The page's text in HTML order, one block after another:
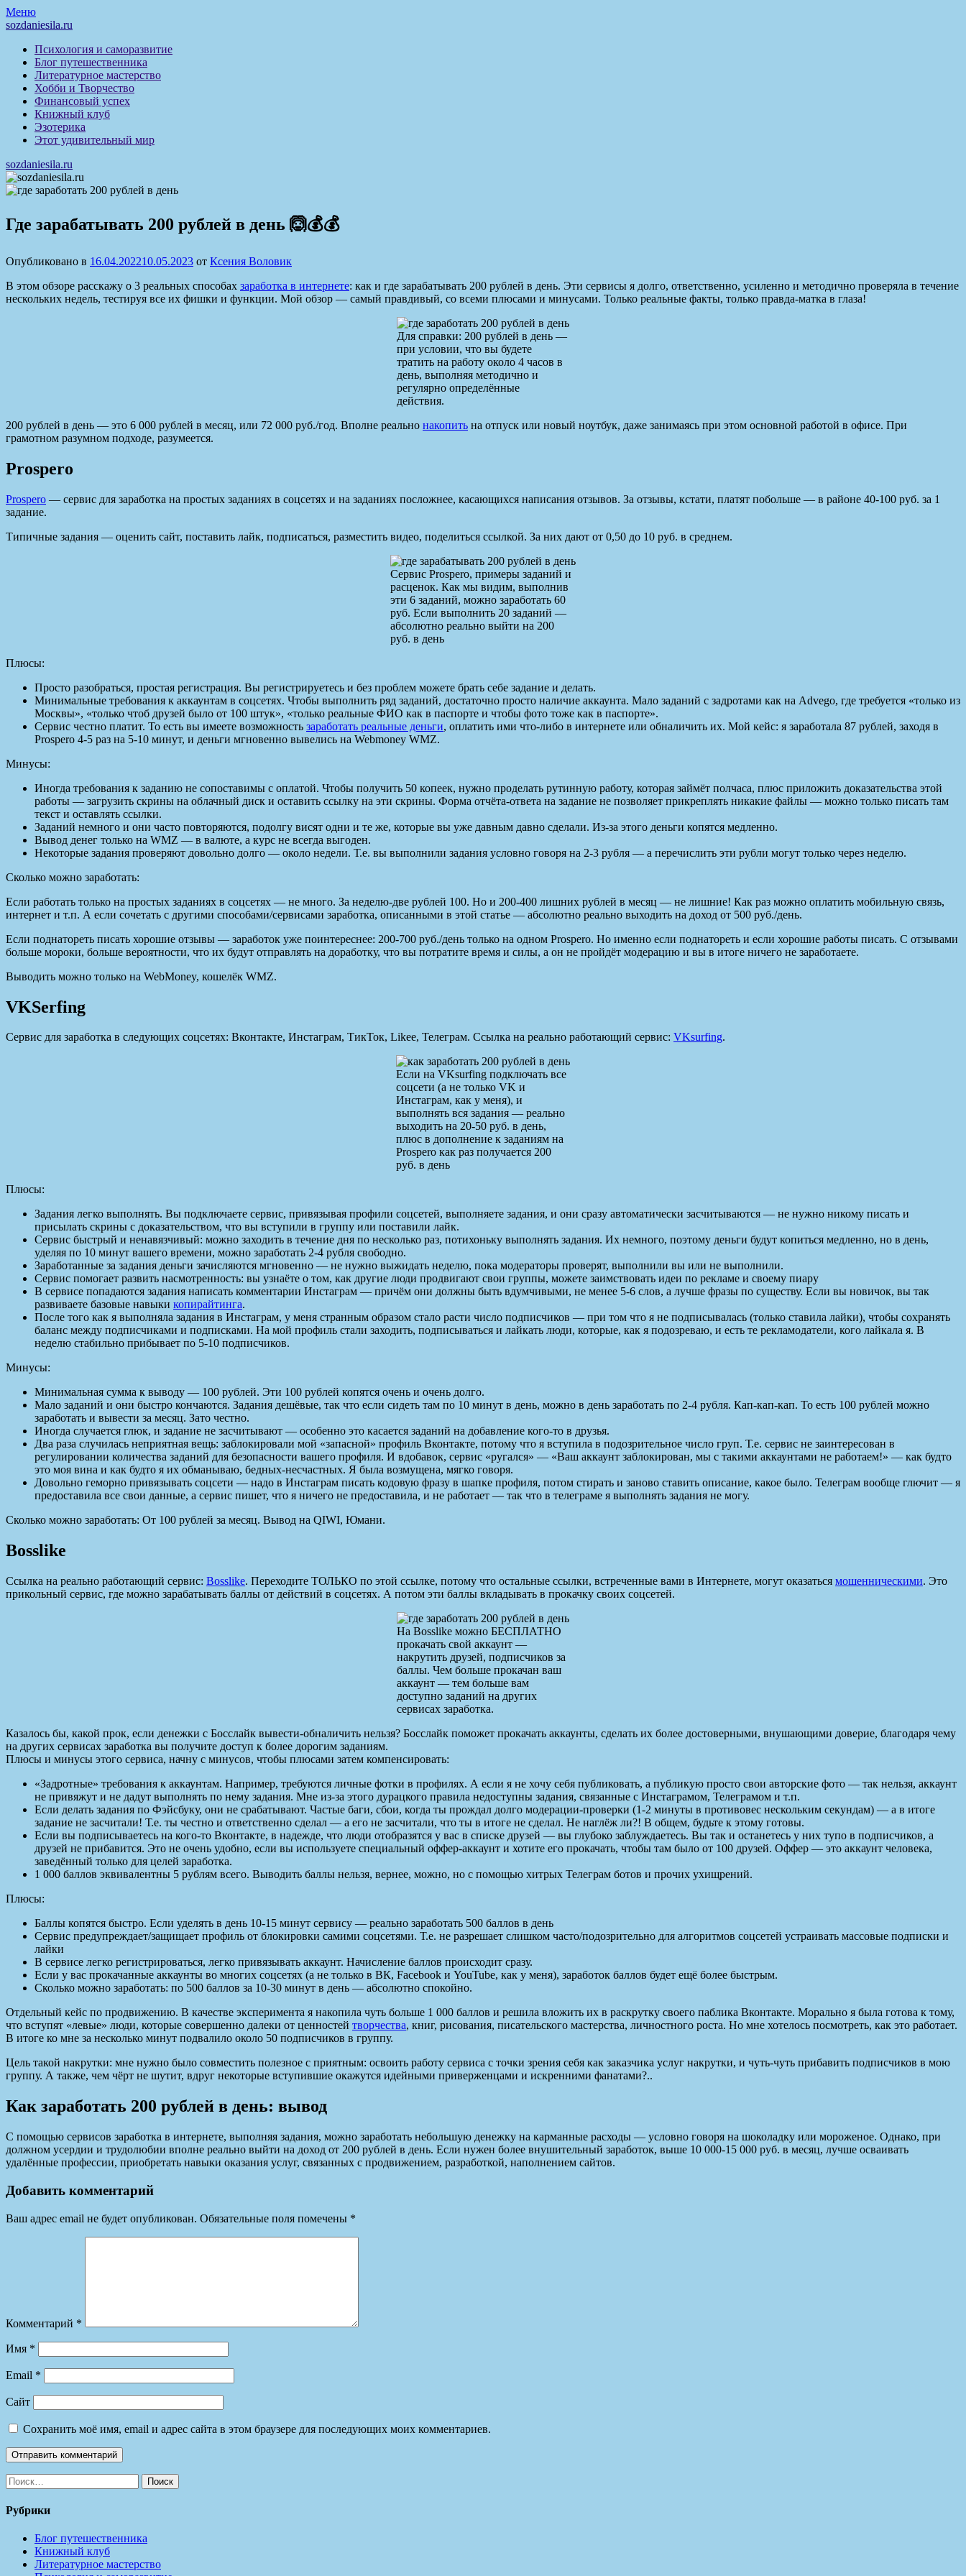
Перейти
к
Меню
sozdaniesila.ru
Психология и саморазвитие
Блог путешественника
Литературное мастерство
Хобби и Творчество
Финансовый успех
Книжный клуб
Эзотерика
Этот удивительный мир
sozdaniesila.ru
Где зарабатывать 200 рублей в день 🙆💰💰
Опубликовано в 16.04.202210.05.2023 от Ксения Воловик
В этом обзоре расскажу о 3 реальных способах заработка в интернете: как и где зарабатывать 200 рублей в день. Эти сервисы я долго, ответственно, усиленно и методично проверяла в течение
нескольких недель, тестируя все их фишки и функции. Мой обзор — самый правдивый, со всеми плюсами и минусами. Только реальные факты, только правда-матка в глаза!
Для справки: 200 рублей в день —
при условии, что вы будете
тратить на работу около 4 часов в
день, выполняя методично и
регулярно определённые
действия.
200 рублей в день — это 6 000 рублей в месяц, или 72 000 руб./год. Вполне реально накопить на отпуск или новый ноутбук, даже занимаясь при этом основной работой в офисе. При
грамотном разумном подходе, разумеется.
Prospero
Prospero — сервис для заработка на простых заданиях в соцсетях и на заданиях посложнее, касающихся написания отзывов. За отзывы, кстати, платят побольше — в районе 40-100 руб. за 1
задание.
Типичные задания — оценить сайт, поставить лайк, подписаться, разместить видео, поделиться ссылкой. За них дают от 0,50 до 10 руб. в среднем.
Сервис Prospero, примеры заданий и
расценок. Как мы видим, выполнив
эти 6 заданий, можно заработать 60
руб. Если выполнить 20 заданий —
абсолютно реально выйти на 200
руб. в день
Плюсы:
Просто разобраться, простая регистрация. Вы регистрируетесь и без проблем можете брать себе задание и делать.
Минимальные требования к аккаунтам в соцсетях. Чтобы выполнить ряд заданий, достаточно просто наличие аккаунта. Мало заданий с задротами как на Advego, где требуется «только из
Москвы», «только чтоб друзей было от 100 штук», «только реальные ФИО как в паспорте и чтобы фото тоже как в паспорте».
Сервис честно платит. То есть вы имеете возможность заработать реальные деньги, оплатить ими что-либо в интернете или обналичить их. Мой кейс: я заработала 87 рублей, заходя в
Prospero 4-5 раз на 5-10 минут, и деньги мгновенно вывелись на Webmoney WMZ.
Минусы:
Иногда требования к заданию не сопоставимы с оплатой. Чтобы получить 50 копеек, нужно проделать рутинную работу, которая займёт полчаса, плюс приложить доказательства этой
работы — загрузить скрины на облачный диск и оставить ссылку на эти скрины. Форма отчёта-ответа на задание не позволяет прикреплять никакие файлы — можно только писать там
текст и оставлять ссылки.
Заданий немного и они часто повторяются, подолгу висят одни и те же, которые вы уже давным давно сделали. Из-за этого деньги копятся медленно.
Вывод денег только на WMZ — в валюте, а курс не всегда выгоден.
Некоторые задания проверяют довольно долго — около недели. Т.е. вы выполнили задания условно говоря на 2-3 рубля — а перечислить эти рубли могут только через неделю.
Сколько можно заработать:
Если работать только на простых заданиях в соцсетях — не много. За неделю-две рублей 100. Но и 200-400 лишних рублей в месяц — не лишние! Как раз можно оплатить мобильную связь,
интернет и т.п. А если сочетать с другими способами/сервисами заработка, описанными в этой статье — абсолютно реально выходить на доход от 500 руб./день.
Если поднатореть писать хорошие отзывы — заработок уже поинтереснее: 200-700 руб./день только на одном Prospero. Но именно если поднатореть и если хорошие работы писать. С отзывами
больше мороки, больше вероятности, что их будут отправлять на доработку, что вы потратите время и силы, а он не пройдёт модерацию и вы в итоге ничего не заработаете.
Выводить можно только на WebMoney, кошелёк WMZ.
VKSerfing
Сервис для заработка в следующих соцсетях: Вконтакте, Инстаграм, ТикТок, Likee, Телеграм. Ссылка на реально работающий сервис: VKsurfing.
Если на VKsurfing подключать все
соцсети (а не только VK и
Инстаграм, как у меня), и
выполнять вся задания — реально
выходить на 20-50 руб. в день,
плюс в дополнение к заданиям на
Prospero как раз получается 200
руб. в день
Плюсы:
Задания легко выполнять. Вы подключаете сервис, привязывая профили соцсетей, выполняете задания, и они сразу автоматически засчитываются — не нужно никому писать и
присылать скрины с доказательством, что вы вступили в группу или поставили лайк.
Сервис быстрый и ненавязчивый: можно заходить в течение дня по несколько раз, потихоньку выполнять задания. Их немного, поэтому деньги будут копиться медленно, но в день,
уделяя по 10 минут вашего времени, можно заработать 2-4 рубля свободно.
Заработанные за задания деньги зачисляются мгновенно — не нужно выжидать неделю, пока модераторы проверят, выполнили вы или не выполнили.
Сервис помогает развить насмотренность: вы узнаёте о том, как другие люди продвигают свои группы, можете заимствовать идеи по рекламе и своему пиару
В сервисе попадаются задания написать комментарии Инстаграм — причём они должны быть вдумчивыми, не менее 5-6 слов, а лучше фразы по существу. Если вы новичок, вы так
развиваете базовые навыки копирайтинга.
После того как я выполняла задания в Инстаграм, у меня странным образом стало расти число подписчиков — при том что я не подписывалась (только ставила лайки), чтобы сохранять
баланс между подписчиками и подписками. На мой профиль стали заходить, подписываться и лайкать люди, которые, как я подозреваю, и есть те рекламодатели, кого лайкала я. В
неделю стабильно прибывает по 5-10 подписчиков.
Минусы:
Минимальная сумма к выводу — 100 рублей. Эти 100 рублей копятся очень и очень долго.
Мало заданий и они быстро кончаются. Задания дешёвые, так что если сидеть там по 10 минут в день, можно в день заработать по 2-4 рубля. Кап-кап-кап. То есть 100 рублей можно
заработать и вывести за месяц. Зато честно.
Иногда случается глюк, и задание не засчитывают — особенно это касается заданий на добавление кого-то в друзья.
Два раза случилась неприятная вещь: заблокировали мой «запасной» профиль Вконтакте, потому что я вступила в подозрительное число груп. Т.е. сервис не заинтересован в
регулировании количества заданий для безопасности вашего профиля. И вдобавок, сервис «ругался» — «Ваш аккаунт заблокирован, мы с такими аккаунтами не работаем!» — как будто
это моя вина и как будто я их обманываю, бедных-несчастных. Я была возмущена, мягко говоря.
Довольно геморно привязывать соцсети — надо в Инстаграм писать кодовую фразу в шапке профиля, потом стирать и заново ставить описание, какое было. Телеграм вообще глючит — я
предоставила все свои данные, а сервис пишет, что я ничего не предоставила, и не работает — так что в телеграме я выполнять задания не могу.
Сколько можно заработать: От 100 рублей за месяц. Вывод на QIWI, Юмани.
Bosslike
Ссылка на реально работающий сервис: Bosslike. Переходите ТОЛЬКО по этой ссылке, потому что остальные ссылки, встреченные вами в Интернете, могут оказаться мошенническими. Это
прикольный сервис, где можно зарабатывать баллы от действий в соцсетях. А потом эти баллы вкладывать в прокачку своих соцсетей.
На Bosslike можно БЕСПЛАТНО
прокачать свой аккаунт —
накрутить друзей, подписчиков за
баллы. Чем больше прокачан ваш
аккаунт — тем больше вам
доступно заданий на других
сервисах заработка.
Казалось бы, какой прок, если денежки с Босслайк вывести-обналичить нельзя? Босслайк поможет прокачать аккаунты, сделать их более достоверными, внушающими доверие, благодаря чему
на других сервисах заработка вы получите доступ к более дорогим заданиям.
Плюсы и минусы этого сервиса, начну с минусов, чтобы плюсами затем компенсировать:
«Задротные» требования к аккаунтам. Например, требуются личные фотки в профилях. А если я не хочу себя публиковать, а публикую просто свои авторские фото — так нельзя, аккаунт
не привяжут и не дадут выполнять по нему задания. Мне из-за этого дурацкого правила недоступны задания, связанные с Инстаграмом, Телеграмом и т.п.
Если делать задания по Фэйсбуку, они не срабатывают. Частые баги, сбои, когда ты прождал долго модерации-проверки (1-2 минуты в противовес нескольким секундам) — а в итоге
задание не засчитали! Т.е. ты честно и ответственно сделал — а его не засчитали, что ты в итоге не сделал. Не наглёж ли?! В общем, будьте к этому готовы.
Если вы подписываетесь на кого-то Вконтакте, в надежде, что люди отобразятся у вас в списке друзей — вы глубоко заблуждаетесь. Вы так и останетесь у них тупо в подписчиков, а
друзей не прибавится. Это не очень удобно, если вы используете специальный оффер-аккаунт и хотите его прокачать, чтобы там было от 100 друзей. Оффер — это аккаунт человека,
заведённый только для целей заработка.
1 000 баллов эквивалентны 5 рублям всего. Выводить баллы нельзя, вернее, можно, но с помощью хитрых Телеграм ботов и прочих ухищрений.
Плюсы:
Баллы копятся быстро. Если уделять в день 10-15 минут сервису — реально заработать 500 баллов в день
Сервис предупреждает/защищает профиль от блокировки самими соцсетями. Т.е. не разрешает слишком часто/подозрительно для алгоритмов соцсетей устраивать массовые подписки и
лайки
В сервисе легко регистрироваться, легко привязывать аккаунт. Начисление баллов происходит сразу.
Если у вас прокачанные аккаунты во многих соцсетях (а не только в ВК, Facebook и YouTube, как у меня), заработок баллов будет ещё более быстрым.
Сколько можно заработать: по 500 баллов за 10-30 минут в день — абсолютно спокойно.
Отдельный кейс по продвижению. В качестве эксперимента я накопила чуть больше 1 000 баллов и решила вложить их в раскрутку своего паблика Вконтакте. Морально я была готова к тому,
что вступят «левые» люди, которые совершенно далеки от ценностей творчества, книг, рисования, писательского мастерства, личностного роста. Но мне хотелось посмотреть, как это работает.
В итоге ко мне за несколько минут подвалило около 50 подписчиков в группу.
Цель такой накрутки: мне нужно было совместить полезное с приятным: освоить работу сервиса с точки зрения себя как заказчика услуг накрутки, и чуть-чуть прибавить подписчиков в мою
группу. А также, чем чёрт не шутит, вдруг некоторые вступившие окажутся идейными приверженцами и искренними фанатами?..
Как заработать 200 рублей в день: вывод
С помощью сервисов заработка в интернете, выполняя задания, можно заработать небольшую денежку на карманные расходы — условно говоря на шоколадку или мороженое. Однако, при
должном усердии и трудолюбии вполне реально выйти на доход от 200 рублей в день. Если нужен более внушительный заработок, выше 10 000-15 000 руб. в месяц, лучше осваивать
удалённые профессии, приобретать навыки оказания услуг, связанных с продвижением, разработкой, наполнением сайтов.
Добавить комментарий
Ваш адрес email не будет опубликован. Обязательные поля помечены *
Комментарий *
Имя *
Email *
Сайт
Сохранить моё имя, email и адрес сайта в этом браузере для последующих моих комментариев.
Найти:
Рубрики
Блог путешественника
Книжный клуб
Литературное мастерство